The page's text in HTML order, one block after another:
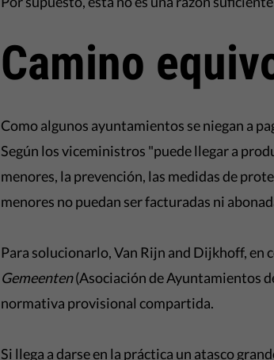
Camino
Como algunos ayuntamientos se niegan a
Según los viceministros "puede llegar a
menores, la prevención, las medidas de
menores no puedan ser facturadas ni
Para solucionarlo, Van Rijn and Dijkhoff, en
Gemeenten(Asociación de Ayuntamientos
normativa provisional compartida.
Si llega a darse en la práctica un atasco